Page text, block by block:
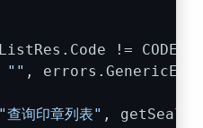
!=
"" ,
"查询印章列表" ,